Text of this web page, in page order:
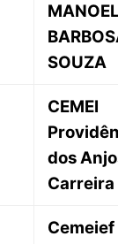
SOUZA
CEMEI
dos
Carreira
Cemeief